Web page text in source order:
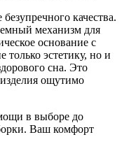
качества.
механизм для
основание с
только эстетику, но и
сна. Это
ощутимо
в выборе до
Ваш комфорт